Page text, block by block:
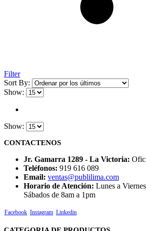
Filter
Sort By:
Show:
Show:
CONTACTENOS
Jr. Gamarra 1289 - La Victoria:
Teléfonos: 919 616 089
Email: ventas@publilima.com
Horario de Atención: Lunes a
Sábados de 8am a 1pm
Facebook Instagram Linkedin